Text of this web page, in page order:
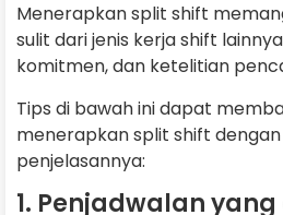
Menerapkan split shift
sulit dari jenis kerja shift
komitmen, dan ketelitian
Tips di bawah ini dapat
menerapkan split shift
penjelasannya:
1. Penjadwalan